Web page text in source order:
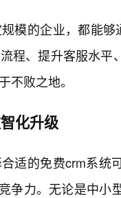
模的企业，都能
程、提升客服水平
不败之地。
化升级
适的免费crm系统
争力。无论是中小